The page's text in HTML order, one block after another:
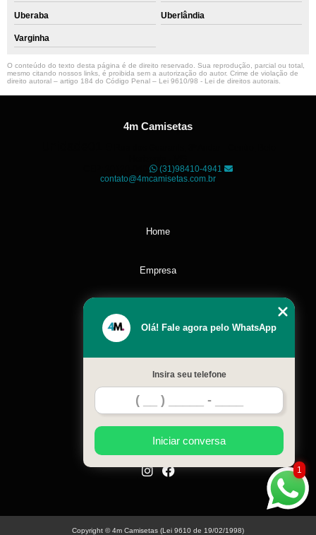
Uberaba Uberlândia
Varginha
O conteúdo do texto desta página é de direito reservado. Sua reprodução, parcial ou total,
mesmo citando nossos links, é proibida sem a autorização do autor. Crime de violação de
direito autoral – artigo 184 do Código Penal – Lei 9610/98 - Lei de direitos autorais
4m Camisetas
(31)98410-4941
contato@4mcamisetas.com.br
Home
Empresa
Contato
Mapa do site
1
Olá! Fale agora pelo WhatsApp
Insira seu telefone
Iniciar conversa
Copyright © 4m Camisetas (Lei 9610 de 19/02/1998)